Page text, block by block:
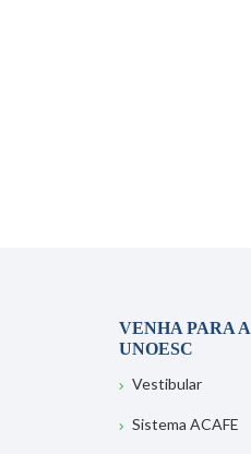
VENHA PARA A
UNOESC
Vestibular
Sistema ACAFE